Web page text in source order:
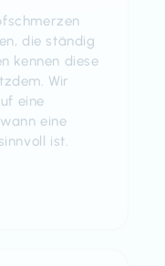
die ständig
kennen diese
Wir
eine
eine
ist.